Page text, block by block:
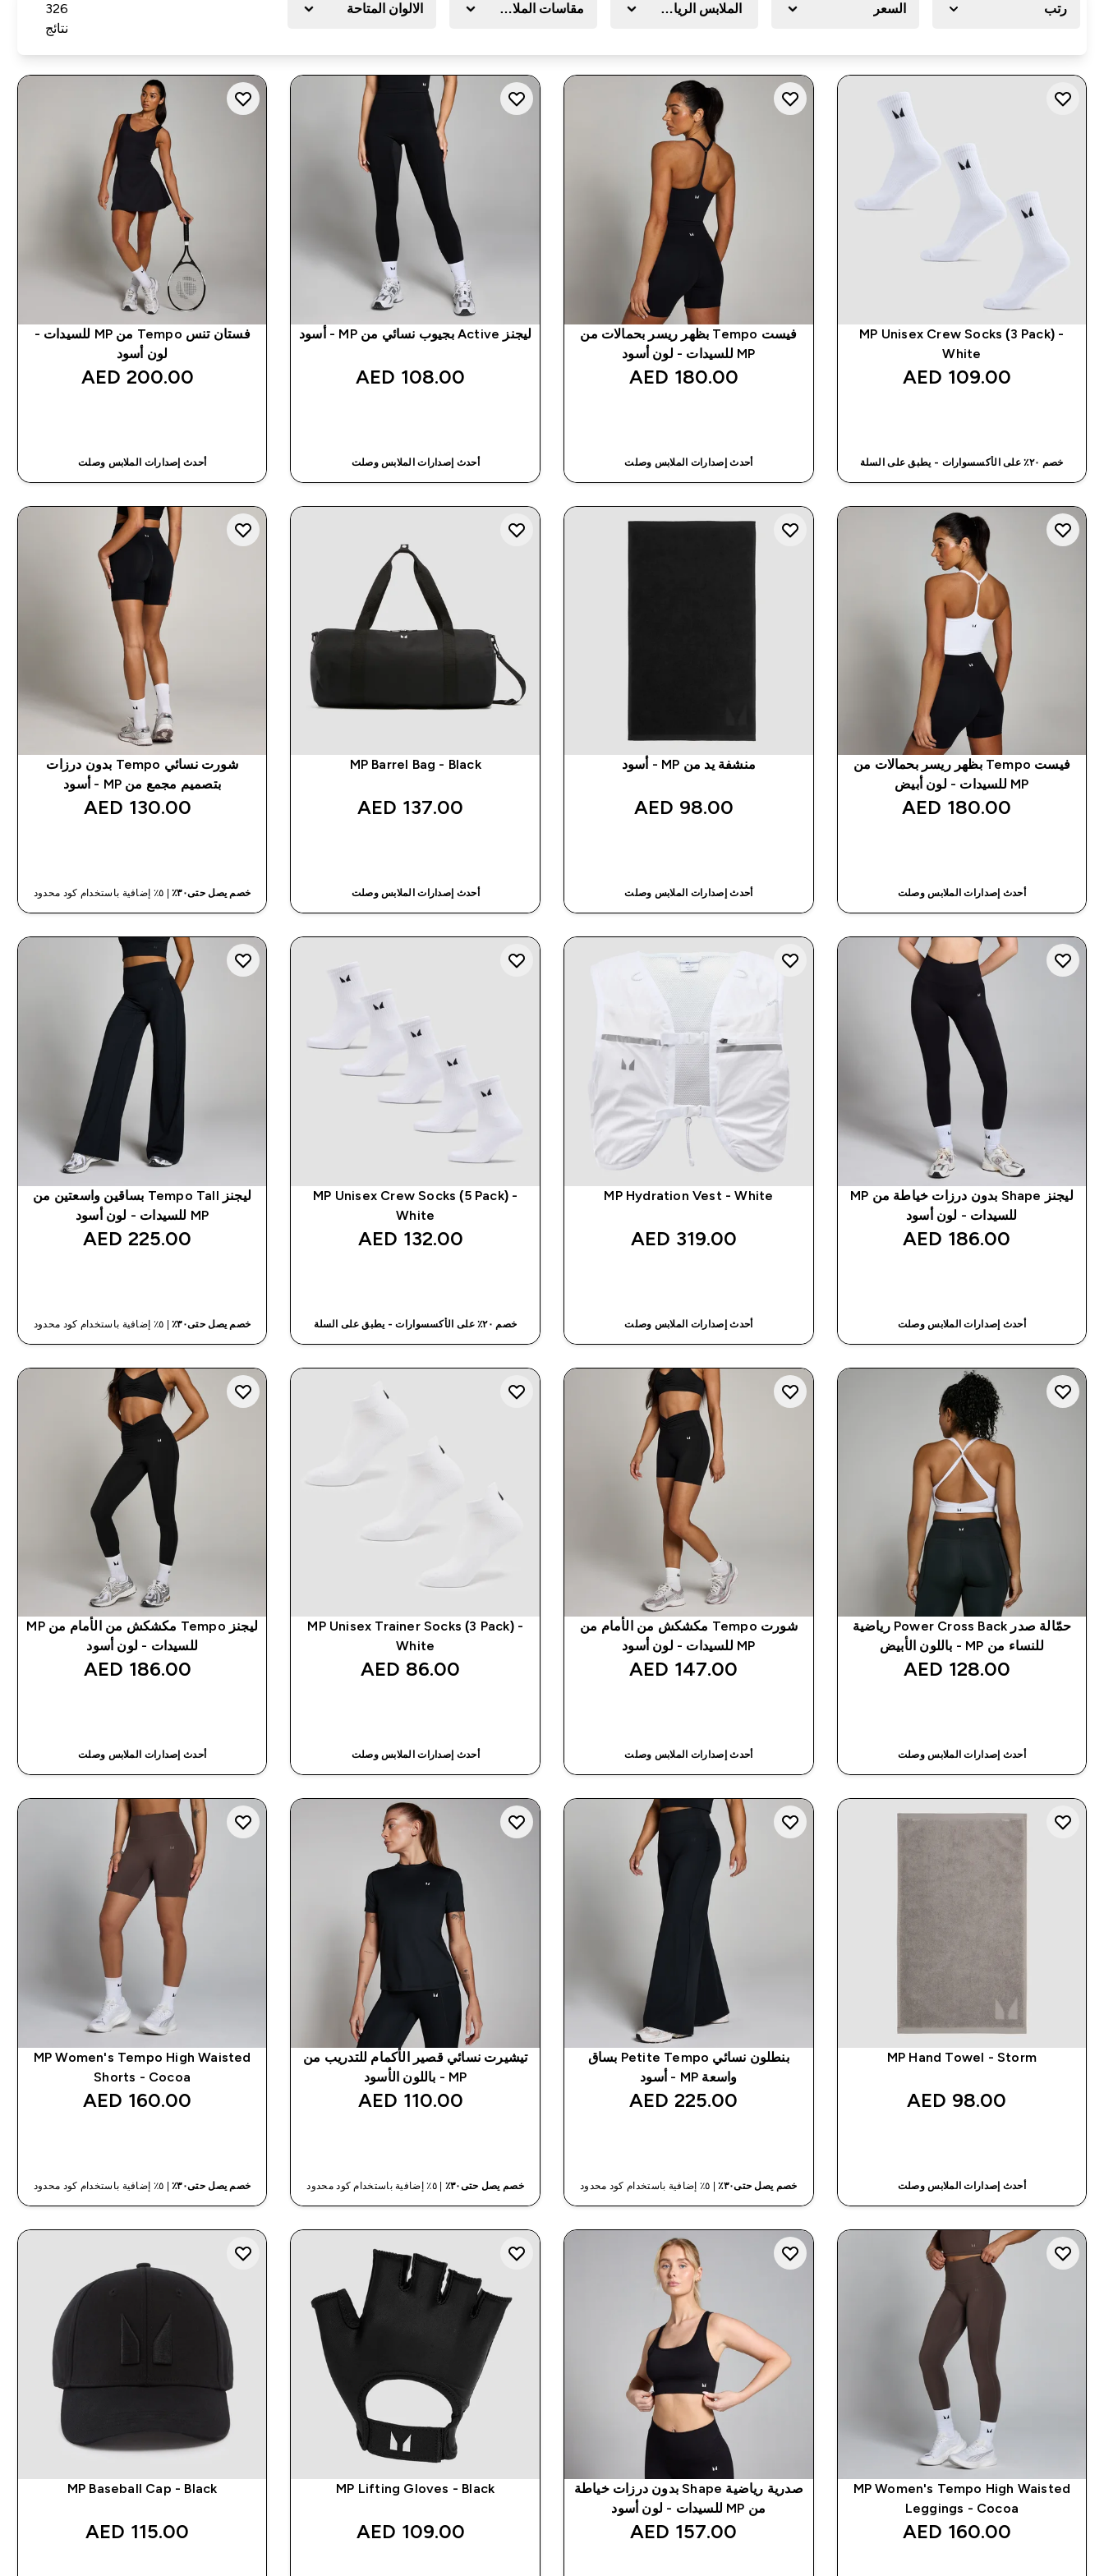
رتب السعر الملابس الرياضية مقاسات الملابس الالوان المتاحة
326
نتائج
MP Unisex Crew Socks (3 Pack) -
White
109.00 AED‎
خصم ٢٠٪ على الأكسسوارات - يطبق على السلة
فيست Tempo بظهر ريسر بحمالات من
MP للسيدات - لون أسود
180.00 AED‎
أحدث إصدارات الملابس وصلت
ليجنز Active بجيوب نسائي من MP - أسود
108.00 AED‎
أحدث إصدارات الملابس وصلت
فستان تنس Tempo من MP للسيدات -
لون أسود
200.00 AED‎
أحدث إصدارات الملابس وصلت
فيست Tempo بظهر ريسر بحمالات من
MP للسيدات - لون أبيض
180.00 AED‎
أحدث إصدارات الملابس وصلت
منشفة يد من MP - أسود
98.00 AED‎
أحدث إصدارات الملابس وصلت
MP Barrel Bag - Black
137.00 AED‎
أحدث إصدارات الملابس وصلت
شورت نسائي Tempo بدون درزات
بتصميم مجمع من MP - أسود
130.00 AED‎
خصم يصل حتى٣٠٪ | ٥٪ إضافية باستخدام كود محدود
ليجنز Shape بدون درزات خياطة من MP
للسيدات - لون أسود
186.00 AED‎
أحدث إصدارات الملابس وصلت
MP Hydration Vest - White
319.00 AED‎
أحدث إصدارات الملابس وصلت
MP Unisex Crew Socks (5 Pack) -
White
132.00 AED‎
خصم ٢٠٪ على الأكسسوارات - يطبق على السلة
ليجنز Tempo Tall بساقين واسعتين من
MP للسيدات - لون أسود
225.00 AED‎
خصم يصل حتى٣٠٪ | ٥٪ إضافية باستخدام كود محدود
حمّالة صدر Power Cross Back رياضية
للنساء من MP - باللون الأبيض
128.00 AED‎
أحدث إصدارات الملابس وصلت
شورت Tempo مكشكش من الأمام من
MP للسيدات - لون أسود
147.00 AED‎
أحدث إصدارات الملابس وصلت
MP Unisex Trainer Socks (3 Pack) -
White
86.00 AED‎
أحدث إصدارات الملابس وصلت
ليجنز Tempo مكشكش من الأمام من MP
للسيدات - لون أسود
186.00 AED‎
أحدث إصدارات الملابس وصلت
MP Hand Towel - Storm
98.00 AED‎
أحدث إصدارات الملابس وصلت
بنطلون نسائي Petite Tempo بساق
واسعة MP - أسود
225.00 AED‎
خصم يصل حتى٣٠٪ | ٥٪ إضافية باستخدام كود محدود
تيشيرت نسائي قصير الأكمام للتدريب من
MP - باللون الأسود
110.00 AED‎
خصم يصل حتى٣٠٪ | ٥٪ إضافية باستخدام كود محدود
MP Women's Tempo High Waisted
Shorts - Cocoa
160.00 AED‎
خصم يصل حتى٣٠٪ | ٥٪ إضافية باستخدام كود محدود
MP Women's Tempo High Waisted
Leggings - Cocoa
160.00 AED‎
صدرية رياضية Shape بدون درزات خياطة
من MP للسيدات - لون أسود
157.00 AED‎
MP Lifting Gloves - Black
109.00 AED‎
MP Baseball Cap - Black
115.00 AED‎